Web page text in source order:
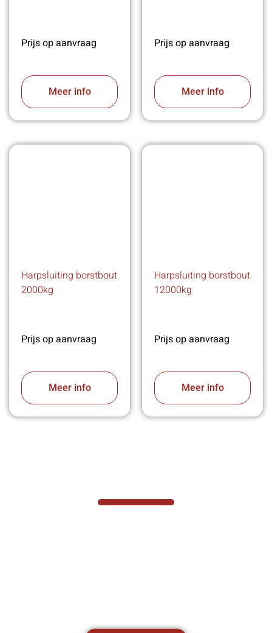
Prijs op aanvraag
Meer info
Prijs op aanvraag
Meer info
Harpsluiting borstbout
2000kg
Prijs op aanvraag
Meer info
Harpsluiting borstbout
12000kg
Prijs op aanvraag
Meer info